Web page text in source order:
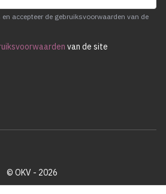
accepteer de gebruiksvoorwaarden van de
van de site
© OKV - 2026